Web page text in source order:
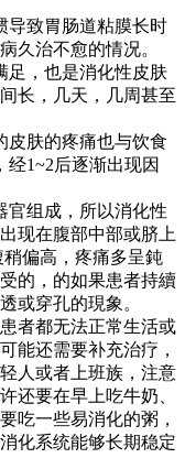
导致胃肠道粘膜长时
久治不愈的情况。
足，也是消化性皮肤
长，几天，几周甚至
皮肤的疼痛也与饮食
1~2后逐渐出现因
官组成，所以消化性
现在腹部中部或脐上
偏高，疼痛多呈鈍
的，的如果患者持續
或穿孔的現象。
者都无法正常生活或
能还需要补充治疗，
人或者上班族，注意
还要在早上吃牛奶、
吃一些易消化的粥，
化系统能够长期稳定